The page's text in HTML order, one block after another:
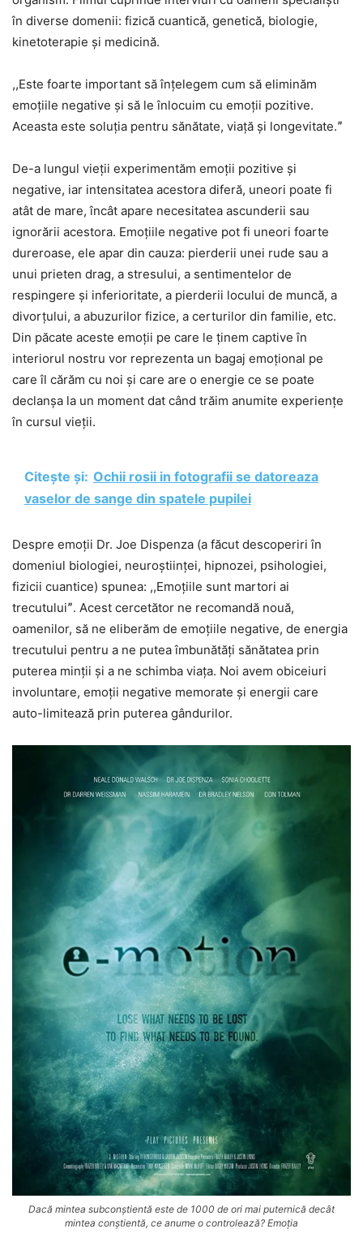
în diverse domenii: fizică cuantică, genetică, biologie,
kinetoterapie și medicină.
,,Este foarte important să înțelegem cum să eliminăm
emoțiile negative și să le înlocuim cu emoții pozitive.
Aceasta este soluția pentru sănătate, viață și longevitate.ˮ
De-a lungul vieții experimentăm emoții pozitive și
negative, iar intensitatea acestora diferă, uneori poate fi
atât de mare, încât apare necesitatea ascunderii sau
ignorării acestora. Emoțiile negative pot fi uneori foarte
dureroase, ele apar din cauza: pierderii unei rude sau a
unui prieten drag, a stresului, a sentimentelor de
respingere și inferioritate, a pierderii locului de muncă, a
divorțului, a abuzurilor fizice, a certurilor din familie, etc.
Din păcate aceste emoții pe care le ținem captive în
interiorul nostru vor reprezenta un bagaj emoțional pe
care îl cărăm cu noi și care are o energie ce se poate
declanșa la un moment dat când trăim anumite experiențe
în cursul vieții.
Citește și: Ochii rosii in fotografii se datoreaza
vaselor de sange din spatele pupilei
Despre emoții Dr. Joe Dispenza (a făcut descoperiri în
domeniul biologiei, neuroștiinței, hipnozei, psihologiei,
fizicii cuantice) spunea: ,,Emoțiile sunt martori ai
trecutuluiˮ. Acest cercetător ne recomandă nouă,
oamenilor, să ne eliberăm de emoțiile negative, de energia
trecutului pentru a ne putea îmbunătăți sănătatea prin
puterea minții și a ne schimba viața. Noi avem obiceiuri
involuntare, emoții negative memorate și energii care
auto-limitează prin puterea gândurilor.
Dacă mintea subconștientă este de 1000 de ori mai puternică decât
mintea conștientă, ce anume o controlează? Emoția